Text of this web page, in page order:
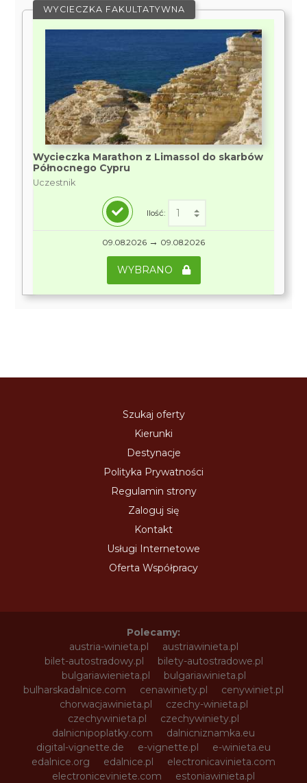
WYCIECZKA FAKULTATYWNA
Wycieczka Marathon z Limassol do skarbów
Północnego Cypru
Uczestnik
Ilość:
09.08.2026 → 09.08.2026
WYBRANO
Szukaj oferty
Kierunki
Destynacje
Polityka Prywatności
Regulamin strony
Zaloguj się
Kontakt
Usługi Internetowe
Oferta Współpracy
Polecamy:
austria-winieta.pl
austriawinieta.pl
bilet-autostradowy.pl
bilety-autostradowe.pl
bulgariawienieta.pl
bulgariawinieta.pl
bulharskadalnice.com
cenawiniety.pl
cenywiniet.pl
chorwacjawinieta.pl
czechy-winieta.pl
czechywinieta.pl
czechywiniety.pl
dalnicnipoplatky.com
dalnicniznamka.eu
digital-vignette.de
e-vignette.pl
e-winieta.eu
edalnice.org
edalnice.pl
electronicavinieta.com
electroniceviniete.com
estoniawinieta.pl